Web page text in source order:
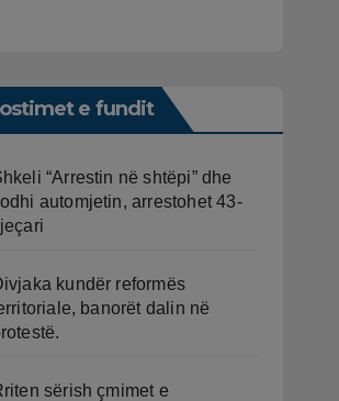
e fundit
“Arrestin në shtëpi” dhe
automjetin, arrestohet 43-
kundër reformës
banorët dalin në
sërish çmimet e